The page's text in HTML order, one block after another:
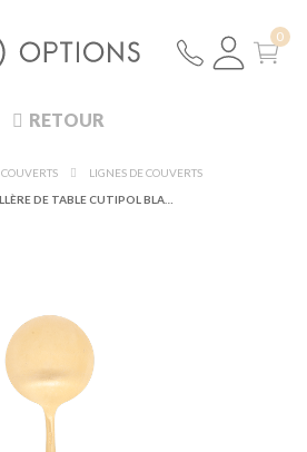
RETOUR
COUVERTS
LIGNES DE COUVERTS